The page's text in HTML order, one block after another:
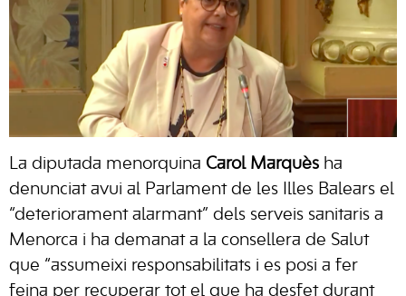
La diputada menorquina Carol Marquès ha
denunciat avui al Parlament de les Illes Balears el
“deteriorament alarmant” dels serveis sanitaris a
Menorca i ha demanat a la consellera de Salut
que “assumeixi responsabilitats i es posi a fer
feina per recuperar tot el que ha desfet durant